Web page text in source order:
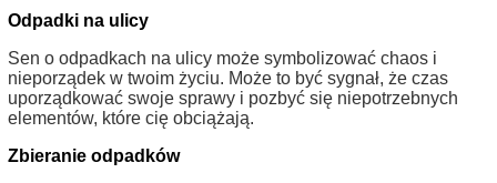
Odpadki na ulicy
Sen o odpadkach na ulicy może symbolizować chaos i
nieporządek w twoim życiu. Może to być sygnał, że czas
uporządkować swoje sprawy i pozbyć się niepotrzebnych
elementów, które cię obciążają.
Zbieranie odpadków